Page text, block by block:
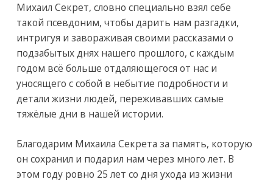
Михаил Секрет, словно специально взял себе
такой псевдоним, чтобы дарить нам разгадки,
интригуя и завораживая своими рассказами о
подзабытых днях нашего прошлого, с каждым
годом всё больше отдаляющегося от нас и
уносящего с собой в небытие подробности и
детали жизни людей, переживавших самые
тяжёлые дни в нашей истории.
Благодарим Михаила Секрета за память, которую
он сохранил и подарил нам через много лет. В
этом году ровно 25 лет со дня ухода из жизни